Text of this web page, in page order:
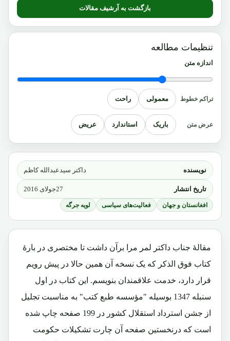
نویسنده داکتر سیدعبدالله کاظم
تاریخ انتشار 27جولای 2016
افغانستان و جهان فعالیت‌های سیاسی لویه جرگه
مقالۀ جناب داکتر لمر مرا برآن داشت تا مختصری در بارۀ
کتاب فوق الذکر که یک نسخه آن همین حالا در پیش رویم
قرار دارد، خدمت علاقمندان بنویسم. این کتاب در اول
سنبله 1347 بوسیله "مؤسسه طبع کتب" به مناسبت تجلیل
از جشن استرداد استقلال کشور در 199 صفحه چاپ شده
است که درنخستین صفحه آن چارت تشکیلات حکومت
بازگشت به آرشیف مقالات
تنظیمات مطالعه
اندازه متن
تراکم خطوط معمولی راحت
عرض متن باریک استاندارد عریض